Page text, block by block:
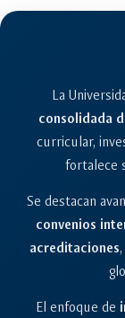
La
consolidada
curricular,
fortalece
Se destacan
convenios
acreditaciones
El enfoque de